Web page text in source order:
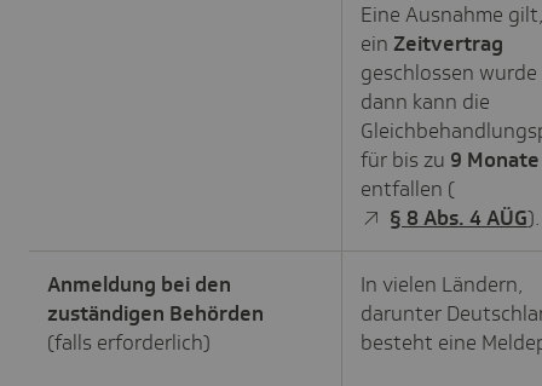
Eine Ausnahme
ein Zeitvertrag
geschlossen
dann kann die
für bis zu 9 Monate
entfallen (
§ 8 Abs. 4 AÜG).
Anmeldung bei den
zuständigen Behörden
(falls erforderlich)
In vielen Ländern,
darunter
besteht eine